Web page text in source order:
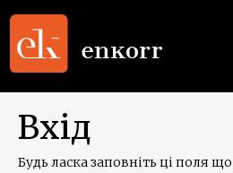
Вхід
Будь ласка заповніть ці поля